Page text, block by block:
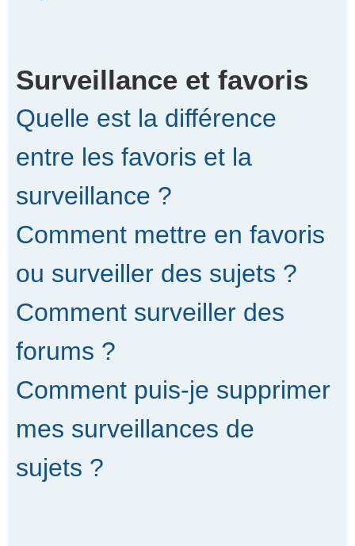
Surveillance et favoris
Quelle est la différence
entre les favoris et la
surveillance ?
Comment mettre en favoris
ou surveiller des sujets ?
Comment surveiller des
forums ?
Comment puis-je supprimer
mes surveillances de
sujets ?